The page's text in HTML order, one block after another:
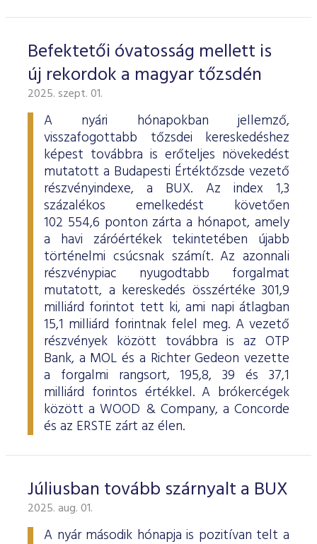
Befektetői óvatosság mellett is
új rekordok a magyar tőzsdén
2025. szept. 01.
A nyári hónapokban jellemző,
visszafogottabb tőzsdei kereskedéshez
képest továbbra is erőteljes növekedést
mutatott a Budapesti Értéktőzsde vezető
részvényindexe, a BUX. Az index 1,3
százalékos emelkedést követően
102 554,6 ponton zárta a hónapot, amely
a havi záróértékek tekintetében újabb
történelmi csúcsnak számít. Az azonnali
részvénypiac nyugodtabb forgalmat
mutatott, a kereskedés összértéke 301,9
milliárd forintot tett ki, ami napi átlagban
15,1 milliárd forintnak felel meg. A vezető
részvények között továbbra is az OTP
Bank, a MOL és a Richter Gedeon vezette
a forgalmi rangsort, 195,8, 39 és 37,1
milliárd forintos értékkel. A brókercégek
között a WOOD & Company, a Concorde
és az ERSTE zárt az élen.
Júliusban tovább szárnyalt a BUX
2025. aug. 01.
A nyár második hónapja is pozitívan telt a